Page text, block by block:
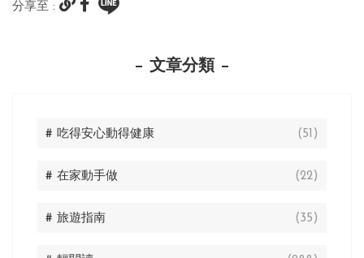
分享至 :
文章分類
# 吃得安心動得健康 (51)
# 在家動手做 (22)
# 旅遊指南 (35)